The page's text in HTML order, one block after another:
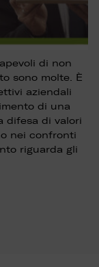
di non
sono molte. È
aziendali
di una
difesa di valori
nei confronti
riguarda gli